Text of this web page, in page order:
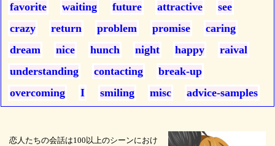
favorite
waiting future attractive
see
crazy
return problem promise
caring
dream
nice hunch night happy
raival
understanding
contacting
break-up
overcoming
I smiling misc advice-samples
恋人たちの会話は100以上のシーンにおけ